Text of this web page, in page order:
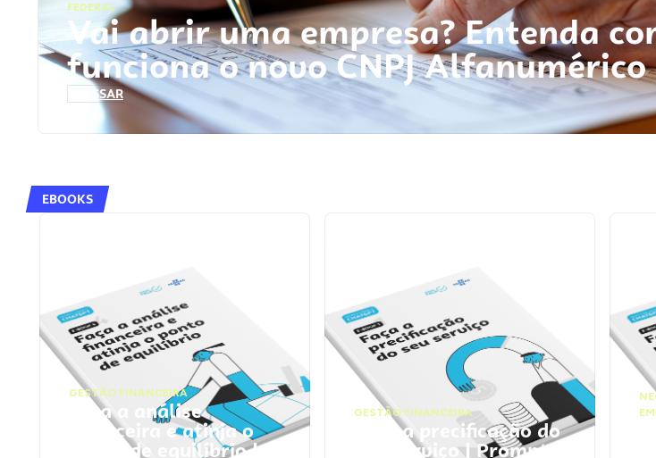
FEDERAL
Vai abrir uma empresa? Entenda
funciona o novo CNPJ Alfanumérico
ACESSAR
EBOOKS
GESTÃO FINANCEIRA
Faça a análise
financeira e atinja o
ponto de equilíbrio |
GESTÃO FINANCEIRA
Faça a precificação do
seu serviço | Prompts